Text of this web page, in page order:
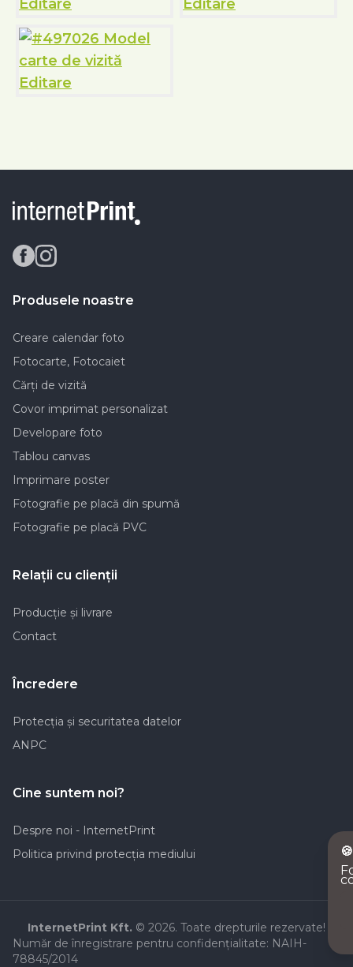
Produsele noastre
Creare calendar foto
Fotocarte, Fotocaiet
Cărți de vizită
Covor imprimat personalizat
Developare foto
Tablou canvas
Imprimare poster
Fotografie pe placă din spumă
Fotografie pe placă PVC
Relaţii cu clienţii
Producţie şi livrare
Contact
Încredere
Protecția și securitatea datelor
ANPC
Cine suntem noi?
Despre noi - InternetPrint
Politica privind protecţia mediului
InternetPrint Kft. © 2026. Toate drepturile rezervate!
Număr de înregistrare pentru confidențialitate: NAIH-
78845/2014